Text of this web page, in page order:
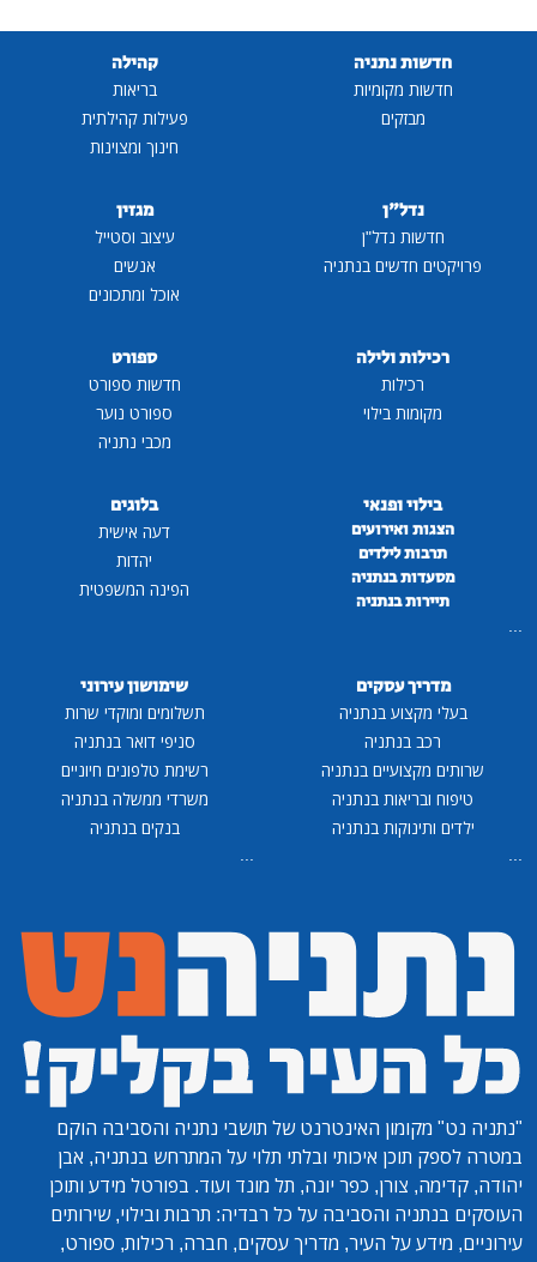
חדשות נתניה
חדשות מקומיות
מבזקים
קהילה
בריאות
פעילות קהילתית
חינוך ומצוינות
נדל"ן
חדשות נדל"ן
פרויקטים חדשים בנתניה
מגזין
עיצוב וסטייל
אנשים
אוכל ומתכונים
רכילות ולילה
רכילות
מקומות בילוי
ספורט
חדשות ספורט
ספורט נוער
מכבי נתניה
בילוי ופנאי
הצגות ואירועים
תרבות לילדים
מסעדות בנתניה
תיירות בנתניה
...
בלוגים
דעה אישית
יהדות
הפינה המשפטית
מדריך עסקים
בעלי מקצוע בנתניה
רכב בנתניה
שרותים מקצועיים בנתניה
טיפוח ובריאות בנתניה
ילדים ותינוקות בנתניה
...
שימושון עירוני
תשלומים ומוקדי שרות
סניפי דואר בנתניה
רשימת טלפונים חיוניים
משרדי ממשלה בנתניה
בנקים בנתניה
...
"נתניה נט" מקומון האינטרנט של תושבי נתניה והסביבה הוקם
במטרה לספק תוכן איכותי ובלתי תלוי על המתרחש בנתניה, אבן
יהודה, קדימה, צורן, כפר יונה, תל מונד ועוד. בפורטל מידע ותוכן
העוסקים בנתניה והסביבה על כל רבדיה: תרבות ובילוי, שירותים
עירוניים, מידע על העיר, מדריך עסקים, חברה, רכילות, ספורט,